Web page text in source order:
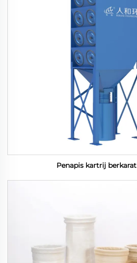
Penapis kartrij